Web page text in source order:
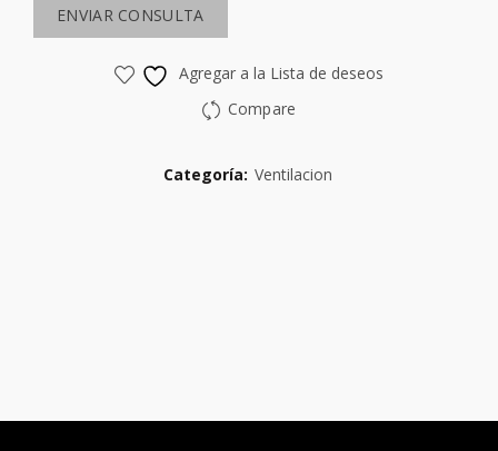
Agregar a la Lista de deseos
Compare
Categoría: Ventilacion